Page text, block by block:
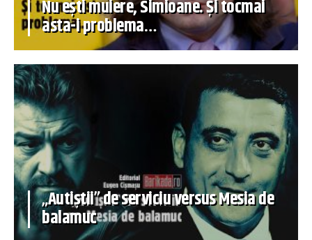
Nu ești muiere, Simioane. Și tocmai
asta-i problema…
„Autiștii” de serviciu versus Mesia de
balamuc